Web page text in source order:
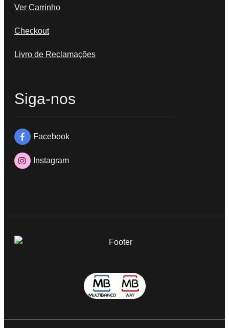
Ver Carrinho
Checkout
Livro de Reclamações
Siga-nos
Facebook
Instagram